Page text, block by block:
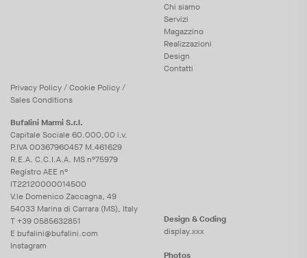
Privacy Policy/Cookie Policy/
Sales Conditions
Bufalini Marmi S.r.l.
Capitale Sociale 60.000,00 i.v.
P.IVA 00367960457 M.461629
R.E.A. C.C.I.A.A. MS n°75979
Registro AEE n°
IT22120000014500
V.le Domenico Zaccagna, 49
54033 Marina di Carrara (MS), Italy
T+39 0585632851
E bufalini@bufalini.com
Instagram
Chi siamo
Servizi
Magazzino
Realizzazioni
Design
Contatti
Design & Coding
display.xxx
Photos